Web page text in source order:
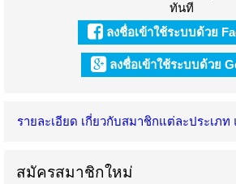
ทันที
ลงชื่อเข้าใช้ระบบด้วย
ลงชื่อเข้าใช้ระบบด้วย
รายละเอียด เกี่ยวกับสมาชิกแต่ละประเภท
สมัครสมาชิกใหม่